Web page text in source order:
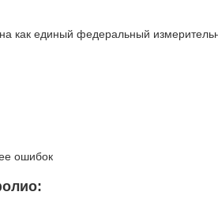
как единый федеральный
ошибок